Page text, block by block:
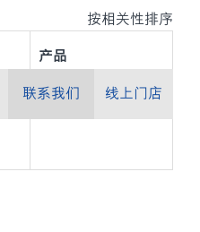
联系我们 线上门店
按相关性排序
产品